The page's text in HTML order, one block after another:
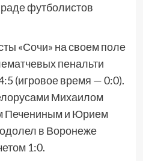
футболистов
«Сочи» на своем поле
пенальти
(игровое время — 0:0).
Михаилом
Печениным и Юрием
в Воронеже
1:0.